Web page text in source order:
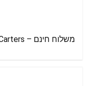
משלוח חינם – Carters קרטרס